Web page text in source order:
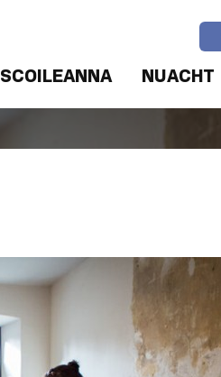
SCOILEANNA NUACHT